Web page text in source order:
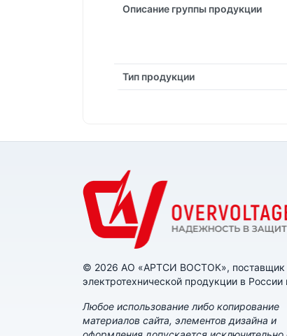
Описание группы продукции
Тип продукции
© 2026 АО «АРТСИ ВОСТОК», поставщик
электротехнической продукции в
Любое использование либо копирование
материалов сайта, элементов дизайна и